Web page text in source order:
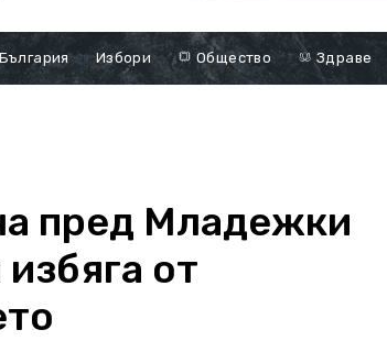
България Избори Общество Здраве
пред Младежки
от